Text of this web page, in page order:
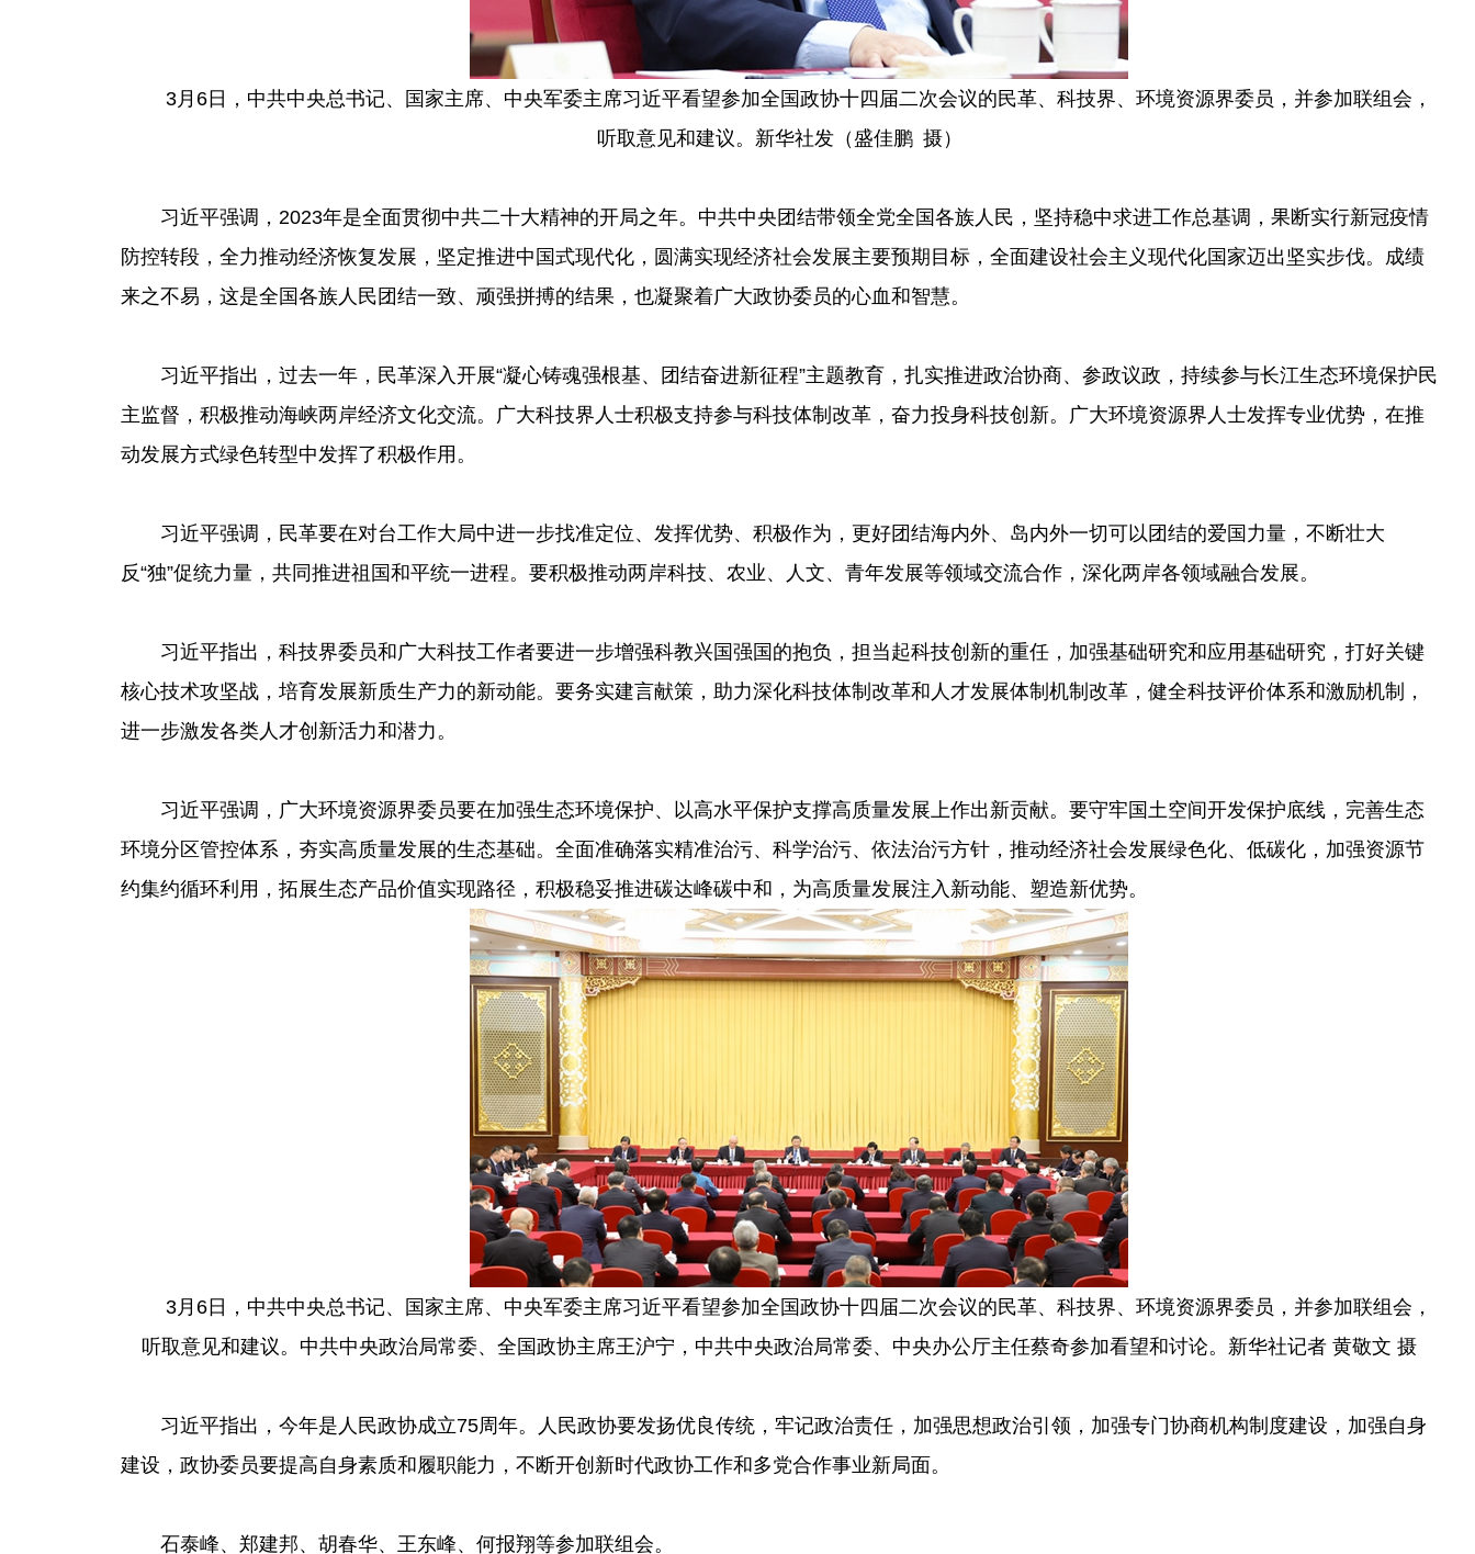
3月6日，中共中央总书记、国家主席、中央军委主席习近平看望参加全国政协十四届二次会议的民革、科技界、环境资源界委员，并参加联组会，
听取意见和建议。新华社发（盛佳鹏 摄）
习近平强调，2023年是全面贯彻中共二十大精神的开局之年。中共中央团结带领全党全国各族人民，坚持稳中求进工作总基调，果断实行新冠疫情
防控转段，全力推动经济恢复发展，坚定推进中国式现代化，圆满实现经济社会发展主要预期目标，全面建设社会主义现代化国家迈出坚实步伐。成绩
来之不易，这是全国各族人民团结一致、顽强拼搏的结果，也凝聚着广大政协委员的心血和智慧。
习近平指出，过去一年，民革深入开展“凝心铸魂强根基、团结奋进新征程”主题教育，扎实推进政治协商、参政议政，持续参与长江生态环境保护民
主监督，积极推动海峡两岸经济文化交流。广大科技界人士积极支持参与科技体制改革，奋力投身科技创新。广大环境资源界人士发挥专业优势，在推
动发展方式绿色转型中发挥了积极作用。
习近平强调，民革要在对台工作大局中进一步找准定位、发挥优势、积极作为，更好团结海内外、岛内外一切可以团结的爱国力量，不断壮大
反“独”促统力量，共同推进祖国和平统一进程。要积极推动两岸科技、农业、人文、青年发展等领域交流合作，深化两岸各领域融合发展。
习近平指出，科技界委员和广大科技工作者要进一步增强科教兴国强国的抱负，担当起科技创新的重任，加强基础研究和应用基础研究，打好关键
核心技术攻坚战，培育发展新质生产力的新动能。要务实建言献策，助力深化科技体制改革和人才发展体制机制改革，健全科技评价体系和激励机制，
进一步激发各类人才创新活力和潜力。
习近平强调，广大环境资源界委员要在加强生态环境保护、以高水平保护支撑高质量发展上作出新贡献。要守牢国土空间开发保护底线，完善生态
环境分区管控体系，夯实高质量发展的生态基础。全面准确落实精准治污、科学治污、依法治污方针，推动经济社会发展绿色化、低碳化，加强资源节
约集约循环利用，拓展生态产品价值实现路径，积极稳妥推进碳达峰碳中和，为高质量发展注入新动能、塑造新优势。
3月6日，中共中央总书记、国家主席、中央军委主席习近平看望参加全国政协十四届二次会议的民革、科技界、环境资源界委员，并参加联组会，
听取意见和建议。中共中央政治局常委、全国政协主席王沪宁，中共中央政治局常委、中央办公厅主任蔡奇参加看望和讨论。新华社记者 黄敬文 摄
习近平指出，今年是人民政协成立75周年。人民政协要发扬优良传统，牢记政治责任，加强思想政治引领，加强专门协商机构制度建设，加强自身
建设，政协委员要提高自身素质和履职能力，不断开创新时代政协工作和多党合作事业新局面。
石泰峰、郑建邦、胡春华、王东峰、何报翔等参加联组会。